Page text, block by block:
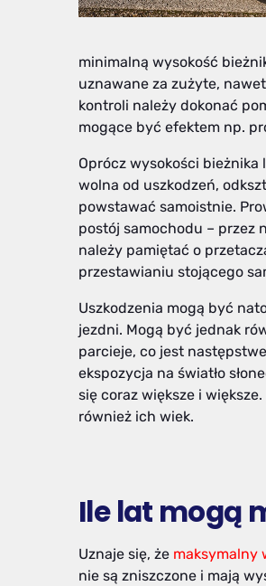
minimalną wysokość
uznawane za zużyte,
kontroli należy dokonać
mogące być efektem np.
Oprócz wysokości
wolna od uszkodzeń,
powstawać samoistnie.
postój samochodu – przez
należy pamiętać o
przestawianiu stojącego
Uszkodzenia mogą być
jezdni. Mogą być jednak
parcieje, co jest
ekspozycja na światło
się coraz większe i
również ich wiek.
Ile lat mogą
Uznaje się, że maksymalny
nie są zniszczone i mają